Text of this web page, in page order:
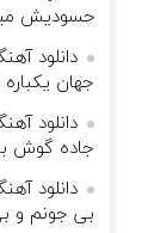
حسودیش
دانلود
جهان
دانلود
جاده گوش
بی جونم و